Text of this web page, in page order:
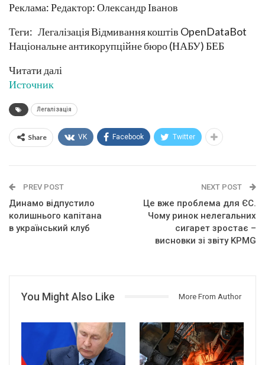
Реклама: Редактор: Олександр Іванов
Теги: Легалізація Відмивання коштів OpenDataBot
Національне антикорупційне бюро (НАБУ) БЕБ
Читати далі
Источник
Легалізація
Share VK Facebook Twitter
PREV POST
Динамо відпустило
колишнього капітана
в український клуб
NEXT POST
Це вже проблема для ЄС.
Чому ринок нелегальних
сигарет зростає –
висновки зі звіту KPMG
You Might Also Like More From Author